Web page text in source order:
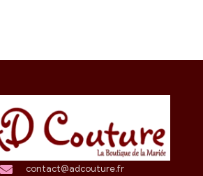
contact@adcouture.fr